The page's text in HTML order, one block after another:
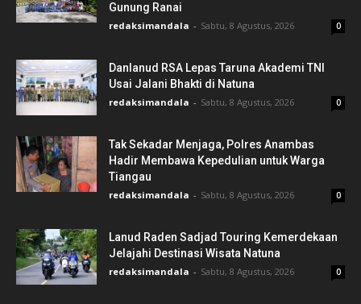
Gunung Ranai
redaksimandala - Sabtu, 8 Agustus, 2026 0
Danlanud RSA Lepas Taruna Akademi TNI
Usai Jalani Bhakti di Natuna
redaksimandala - Sabtu, 8 Agustus, 2026 0
Tak Sekadar Menjaga, Polres Anambas
Hadir Membawa Kepedulian untuk Warga
Tiangau
redaksimandala - Sabtu, 8 Agustus, 2026 0
Lanud Raden Sadjad Touring Kemerdekaan
Jelajahi Destinasi Wisata Natuna
redaksimandala - Sabtu, 8 Agustus, 2026 0